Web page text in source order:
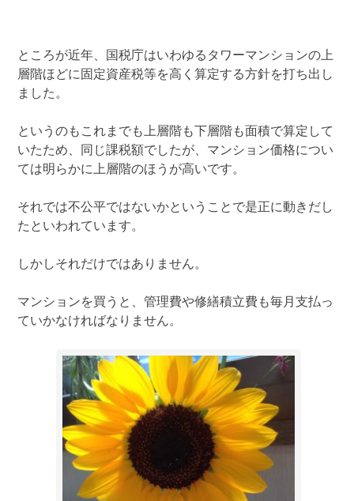
ところが近年、国税庁はいわゆるタワーマンションの上
層階ほどに固定資産税等を高く算定する方針を打ち出し
ました。
というのもこれまでも上層階も下層階も面積で算定して
いたため、同じ課税額でしたが、マンション価格につい
ては明らかに上層階のほうが高いです。
それでは不公平ではないかということで是正に動きだし
たといわれています。
しかしそれだけではありません。
マンションを買うと、管理費や修繕積立費も毎月支払っ
ていかなければなりません。